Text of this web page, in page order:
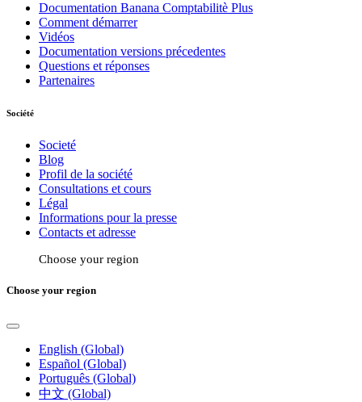
Documentation Banana Comptabilitè Plus
Comment démarrer
Vidéos
Documentation versions précedentes
Questions et réponses
Partenaires
Société
Societé
Blog
Profil de la société
Consultations et cours
Légal
Informations pour la presse
Contacts et adresse
Choose your region
Choose your region
English (Global)
Español (Global)
Português (Global)
中文 (Global)